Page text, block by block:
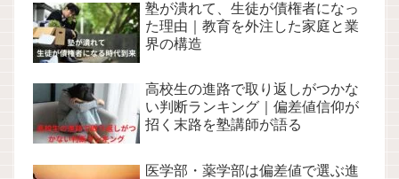
塾が潰れて、生徒が債権者になっ
た理由｜教育を外注した家庭と業
界の構造
高校生の進路で取り返しがつかな
い判断ランキング｜偏差値信仰が
招く末路を塾講師が語る
医学部・薬学部は偏差値で選ぶ進